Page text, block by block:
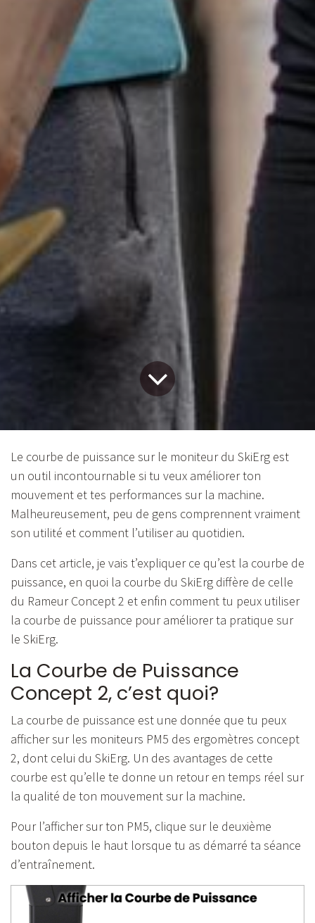
Le courbe de puissance sur le moniteur du SkiErg est
un outil incontournable si tu veux améliorer ton
mouvement et tes performances sur la machine.
Malheureusement, peu de gens comprennent vraiment
son utilité et comment l’utiliser au quotidien.
Dans cet article, je vais t’expliquer ce qu’est la courbe de
puissance, en quoi la courbe du SkiErg diffère de celle
du Rameur Concept 2 et enfin comment tu peux utiliser
la courbe de puissance pour améliorer ta pratique sur
le SkiErg.
La Courbe de Puissance
Concept 2, c’est quoi?
La courbe de puissance est une donnée que tu peux
afficher sur les moniteurs PM5 des ergomètres concept
2, dont celui du SkiErg. Un des avantages de cette
courbe est qu’elle te donne un retour en temps réel sur
la qualité de ton mouvement sur la machine.
Pour l’afficher sur ton PM5, clique sur le deuxième
bouton depuis le haut lorsque tu as démarré ta séance
d’entraînement.